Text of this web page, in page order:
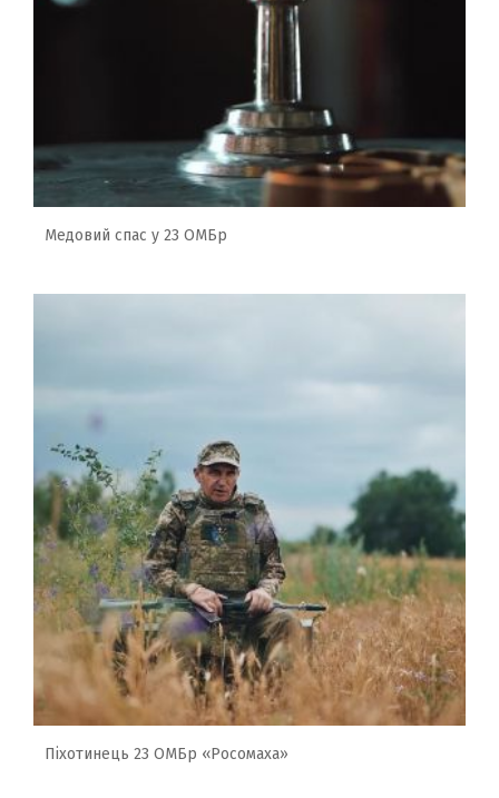
Медовий спас у 23 ОМБр
Піхотинець 23 ОМБр «Росомаха»